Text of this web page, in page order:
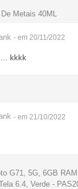
Metais 40ML
- em 20/11/2022
kkkk
- em 21/10/2022
G71, 5G, 6GB
6.4, Verde -